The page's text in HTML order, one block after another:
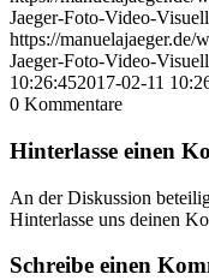
Jaeger-Foto-Video-
https://manuelajaeger.de/
Jaeger-Foto-Video-
10:26:452017-02-11
0 Kommentare
Hinterlasse einen
An der Diskussion
Hinterlasse uns deinen
Schreibe einen